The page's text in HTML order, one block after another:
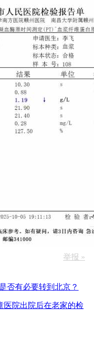
举报 »
否有必要转到北京？
医院出院后在老家的检